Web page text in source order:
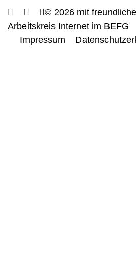
© 2026 mit
Arbeitskreis Internet im BEFG
Impressum